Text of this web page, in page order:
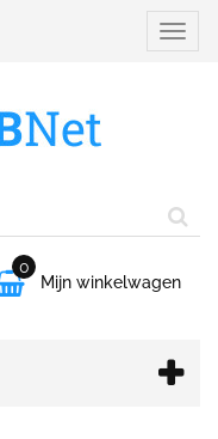
0
Mijn winkelwagen